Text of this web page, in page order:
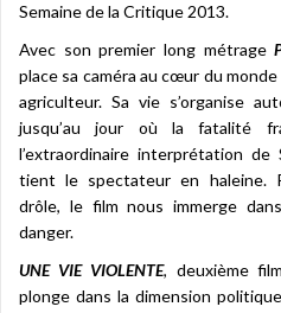
Semaine de la Critique 2013.
Avec son premier long métrage
place sa caméra au cœur du
agriculteur. Sa vie s’organise
jusqu’au jour où la fatalité
l’extraordinaire interprétation
tient le spectateur en haleine.
drôle, le film nous immerge
danger.
UNE VIE VIOLENTE, deuxième
plonge dans la dimension